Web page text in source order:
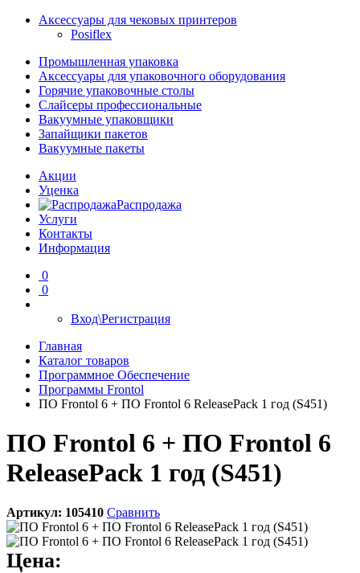
Аксессуары для чековых принтеров
Posiflex
Промышленная упаковка
Аксессуары для упаковочного оборудования
Горячие упаковочные столы
Слайсеры профессиональные
Вакуумные упаковщики
Запайщики пакетов
Вакуумные пакеты
Акции
Уценка
Распродажа
Услуги
Контакты
Информация
0
0
Вход\Регистрация
Главная
Каталог товаров
Программное Обеспечение
Программы Frontol
ПО Frontol 6 + ПО Frontol 6 ReleasePack 1 год (S451)
ПО Frontol 6 + ПО Frontol 6
ReleasePack 1 год (S451)
Артикул: 105410 Сравнить
Цена: